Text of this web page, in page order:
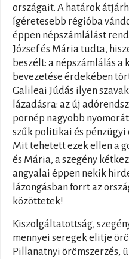
országait. A határok
ígéretesebb régióba
éppen népszámlálást
József és Mária tudta,
beszélt: a népszámlálás
bevezetése érdekében
Galileai Júdás ilyen
lázadásra: az új
pornép nagyobb
szűk politikai és
Mit tehetett ezek ellen a
és Mária, a szegény
angyalai éppen nekik
lázongásban forrt az
közöttetek!
Kiszolgáltatottság,
mennyei seregek elitje
Pillanatnyi örömszerzés,